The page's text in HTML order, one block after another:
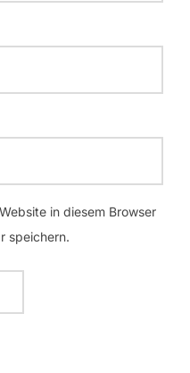
in diesem Browser
speichern.